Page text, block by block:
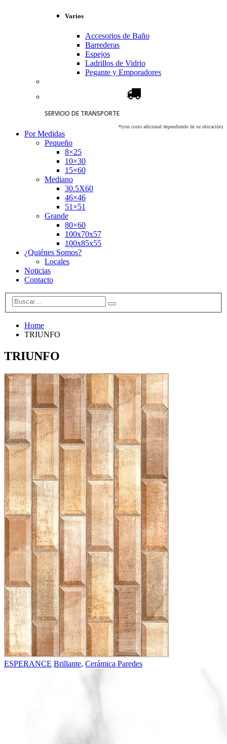
Varios
Accesorios de Baño
Barrederas
Espejos
Ladrillos de Vidrio
Pegante y Emporadores
SERVICIO DE TRANSPORTE
*(con costo adicional dependiendo de su ubicación)
Por Medidas
Pequeño
8×25
10×30
15×60
Mediano
30.5X60
46×46
51×51
Grande
80×60
100x70x57
100x85x55
¿Quiénes Somos?
Locales
Noticias
Contacto
Home
TRIUNFO
TRIUNFO
ESPERANCE Brillante, Cerámica Paredes